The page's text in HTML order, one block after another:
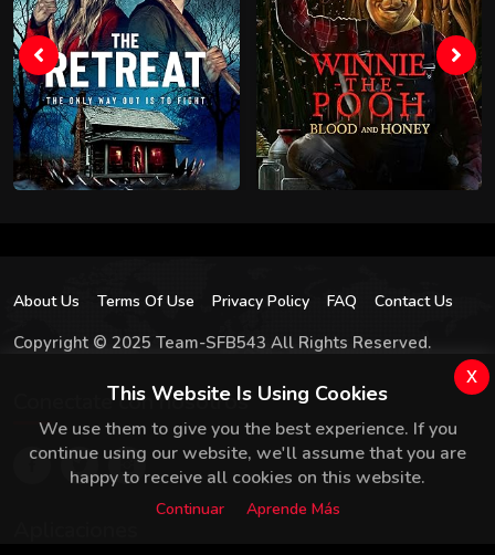
About Us Terms Of Use Privacy Policy FAQ Contact Us
Copyright © 2025 Team-SFB543 All Rights Reserved.
Conectate con nosotros
This Website Is Using Cookies
We use them to give you the best experience. If you
continue using our website, we'll assume that you are
happy to receive all cookies on this website.
Continuar Aprende Más
x